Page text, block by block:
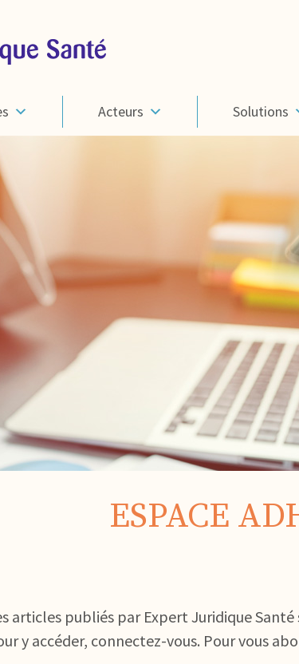
Acteurs Solutions
ESPACE
articles publiés par Expert Juridique
y accéder, connectez-vous. Pour vous